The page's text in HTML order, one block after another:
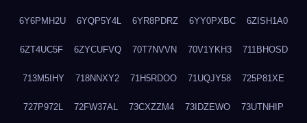
6Y6PMH2U 6YQP5Y4L 6YR8PDRZ 6YY0PXBC 6ZISH1A0
6ZT4UC5F 6ZYCUFVQ 70T7NVVN 70V1YKH3 711BHOSD
713M5IHY 718NNXY2 71H5RDOO 71UQJY58 725P81XE
727P972L 72FW37AL 73CXZZM4 73IDZEWO 73UTNHIP